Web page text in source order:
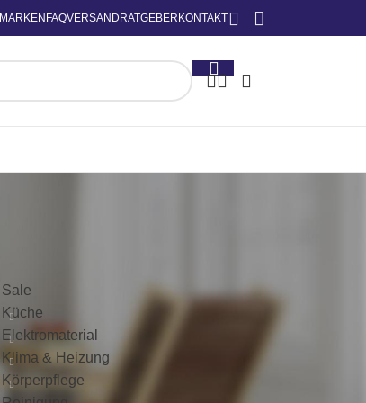
MARKEN FAQVERSAND RATGEBER KONTAKT
Sale
Küche
Elektromaterial
Klima & Heizung
Körperpflege